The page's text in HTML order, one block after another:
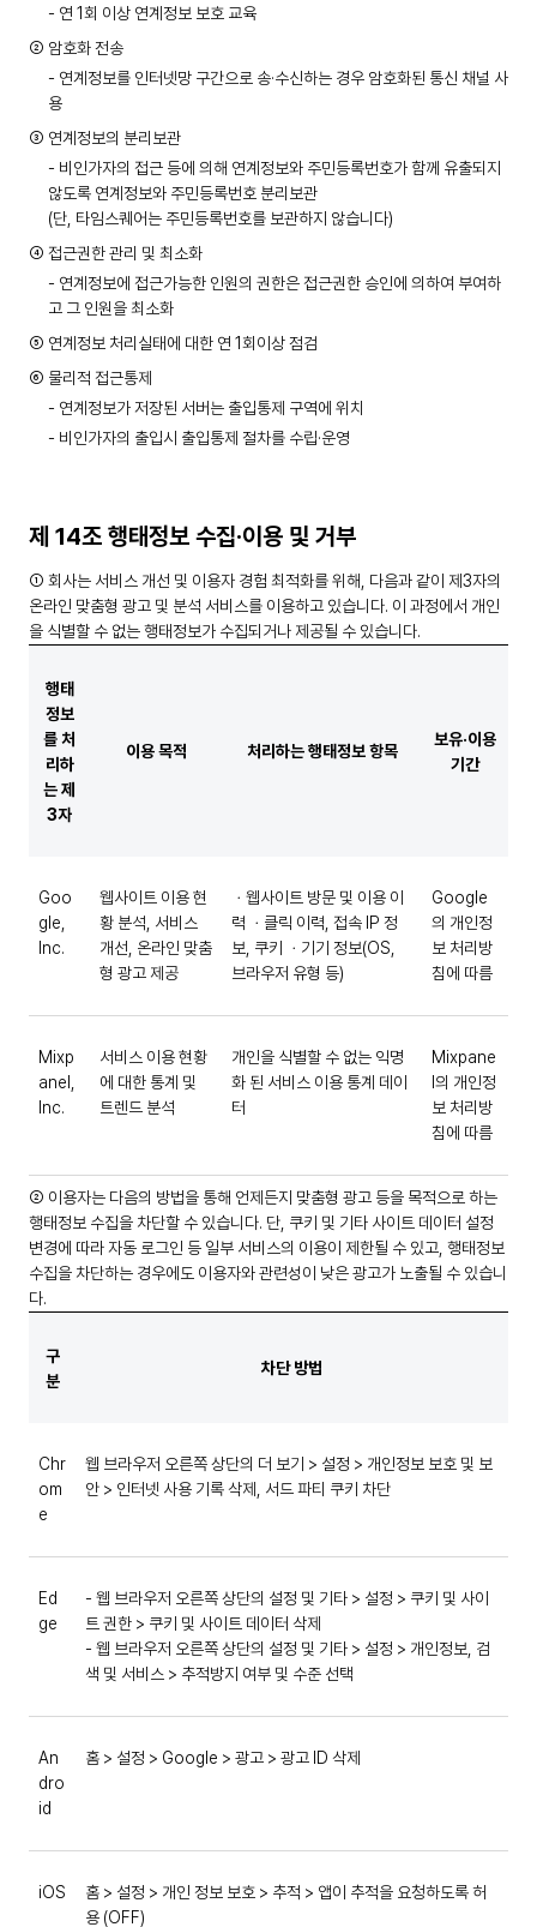
- 연 1회 이상 연계정보 보호 교육
② 암호화 전송
- 연계정보를 인터넷망 구간으로 송·수신하는 경우 암호화된 통신 채널 사
용
③ 연계정보의 분리보관
- 비인가자의 접근 등에 의해 연계정보와 주민등록번호가 함께 유출되지
않도록 연계정보와 주민등록번호 분리보관
(단, 타임스퀘어는 주민등록번호를 보관하지 않습니다)
④ 접근권한 관리 및 최소화
- 연계정보에 접근가능한 인원의 권한은 접근권한 승인에 의하여 부여하
고 그 인원을 최소화
⑤ 연계정보 처리실태에 대한 연 1회이상 점검
⑥ 물리적 접근통제
- 연계정보가 저장된 서버는 출입통제 구역에 위치
- 비인가자의 출입시 출입통제 절차를 수립·운영
제 14조 행태정보 수집·이용 및 거부
① 회사는 서비스 개선 및 이용자 경험 최적화를 위해, 다음과 같이 제3자의
온라인 맞춤형 광고 및 분석 서비스를 이용하고 있습니다. 이 과정에서 개인
을 식별할 수 없는 행태정보가 수집되거나 제공될 수 있습니다.
행태
정보
를 처
리하
는 제
3자
이용 목적 처리하는 행태정보 항목
보유·이용
기간
Goo
gle,
Inc.
웹사이트 이용 현
황 분석, 서비스
개선, 온라인 맞춤
형 광고 제공
ㆍ웹사이트 방문 및 이용 이
력 ㆍ클릭 이력, 접속 IP 정
보, 쿠키 ㆍ기기 정보(OS,
브라우저 유형 등)
Google
의 개인정
보 처리방
침에 따름
Mixp
anel,
Inc.
서비스 이용 현황
에 대한 통계 및
트렌드 분석
개인을 식별할 수 없는 익명
화 된 서비스 이용 통계 데이
터
Mixpane
l의 개인정
보 처리방
침에 따름
② 이용자는 다음의 방법을 통해 언제든지 맞춤형 광고 등을 목적으로 하는
행태정보 수집을 차단할 수 있습니다. 단, 쿠키 및 기타 사이트 데이터 설정
변경에 따라 자동 로그인 등 일부 서비스의 이용이 제한될 수 있고, 행태정보
수집을 차단하는 경우에도 이용자와 관련성이 낮은 광고가 노출될 수 있습니
다.
구
분
차단 방법
Chr
om
e
웹 브라우저 오른쪽 상단의 더 보기 > 설정 > 개인정보 보호 및 보
안 > 인터넷 사용 기록 삭제, 서드 파티 쿠키 차단
Ed
ge
- 웹 브라우저 오른쪽 상단의 설정 및 기타 > 설정 > 쿠키 및 사이
트 권한 > 쿠키 및 사이트 데이터 삭제
- 웹 브라우저 오른쪽 상단의 설정 및 기타 > 설정 > 개인정보, 검
색 및 서비스 > 추적방지 여부 및 수준 선택
An
dro
id
홈 > 설정 > Google > 광고 > 광고 ID 삭제
iOS
홈 > 설정 > 개인 정보 보호 > 추적 > 앱이 추적을 요청하도록 허
용 (OFF)